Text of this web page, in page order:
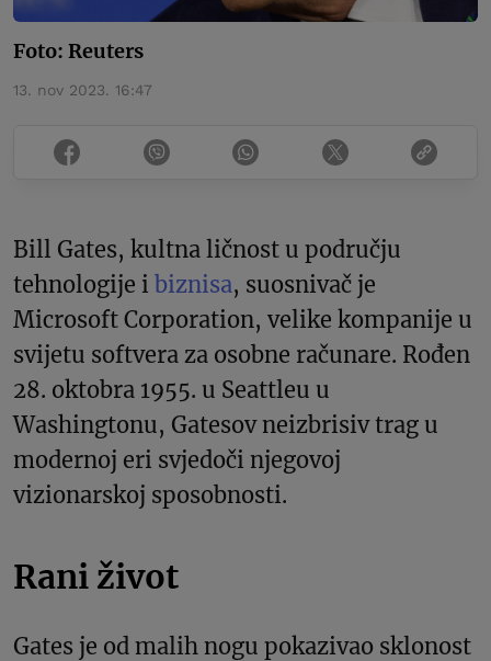
Foto: Reuters
13. nov 2023. 16:47
Bill Gates, kultna ličnost u području
tehnologije i biznisa, suosnivač je
Microsoft Corporation, velike kompanije u
svijetu softvera za osobne računare. Rođen
28. oktobra 1955. u Seattleu u
Washingtonu, Gatesov neizbrisiv trag u
modernoj eri svjedoči njegovoj
vizionarskoj sposobnosti.
Rani život
Gates je od malih nogu pokazivao sklonost